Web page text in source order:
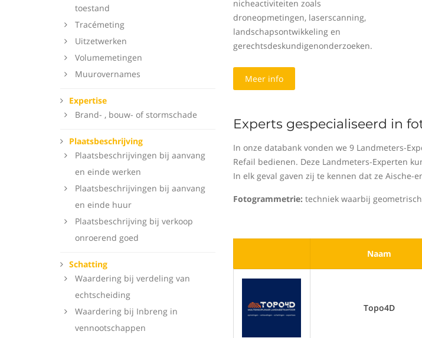
toestand
Tracémeting
Uitzetwerken
Volumemetingen
Muurovernames
Expertise
Brand- , bouw- of stormschade
Plaatsbeschrijving
Plaatsbeschrijvingen bij aanvang
en einde werken
Plaatsbeschrijvingen bij aanvang
en einde huur
Plaatsbeschrijving bij verkoop
onroerend goed
Schatting
Waardering bij verdeling van
echtscheiding
Waardering bij Inbreng in
vennootschappen
nicheactiviteiten zoals
droneopmetingen, laserscanning,
landschapsontwikkeling en
gerechtsdeskundigenonderzoeken.
Meer info
Experts gespecialiseerd in
In onze databank vonden we 9 Landmeters-
Refail bedienen. Deze Landmeters-Experten
In elk geval gaven zij te kennen dat ze Aische-
Fotogrammetrie: techniek waarbij
Naam
Topo4D